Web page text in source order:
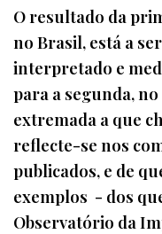
O resultado da
no Brasil, está a
interpretado e
para a segunda,
extremada a que
reflecte-se nos
publicados, e de
exemplos - dos
Observatório da